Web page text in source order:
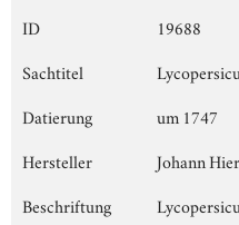
ID
19688
Sachtitel
Datierung
um 1747
Hersteller
Johann
Beschriftung